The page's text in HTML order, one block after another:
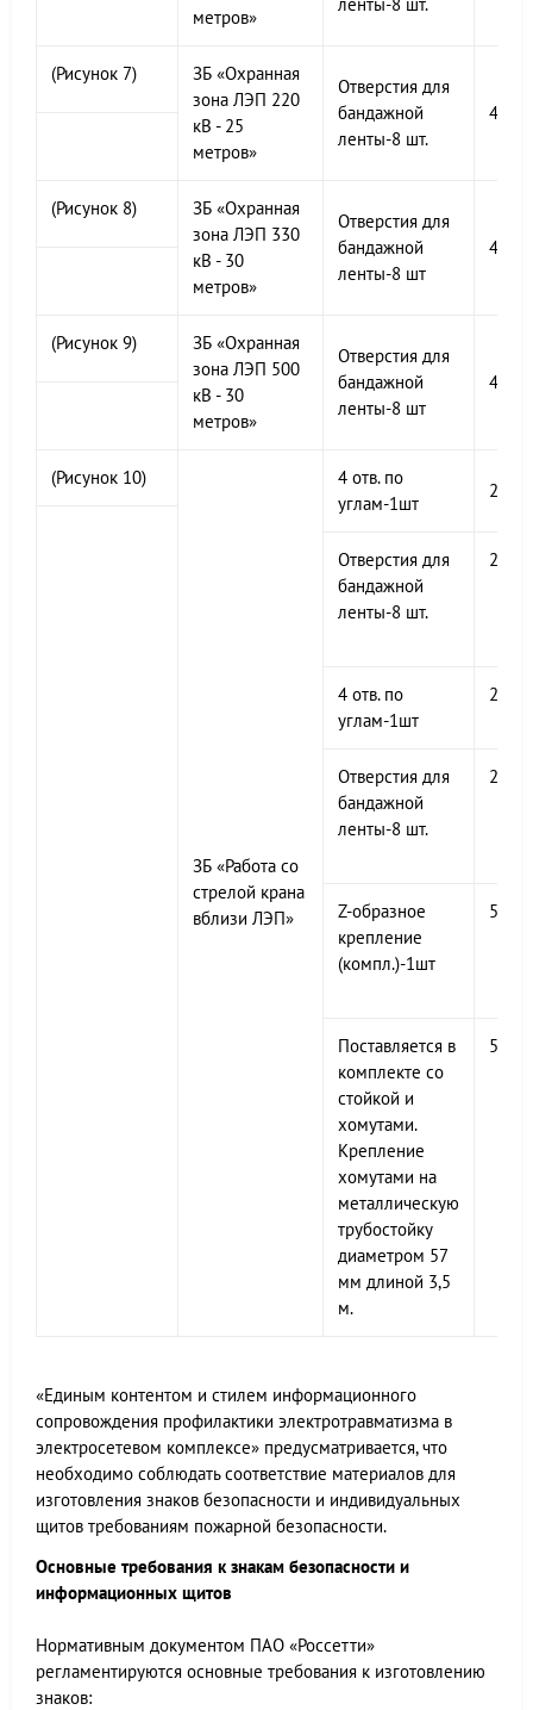
метров»
(Рисунок 7)
ЗБ «Охранная
зона ЛЭП 220
кВ - 25
метров»
Отверстия для
бандажной
ленты-8 шт.
(Рисунок 8)
ЗБ «Охранная
зона ЛЭП 330
кВ - 30
метров»
Отверстия для
бандажной
ленты-8 шт
(Рисунок 9)
ЗБ «Охранная
зона ЛЭП 500
кВ - 30
метров»
Отверстия для
бандажной
ленты-8 шт
(Рисунок 10)
ЗБ «Работа со
стрелой крана
вблизи ЛЭП»
4 отв. по
углам-1шт
Отверстия для
бандажной
ленты-8 шт.
4 отв. по
углам-1шт
Отверстия для
бандажной
ленты-8 шт.
Z-образное
крепление
(компл.)-1шт
Поставляется в
комплекте со
стойкой и
хомутами.
Крепление
хомутами на
металлическую
трубостойку
диаметром 57
мм длиной 3,5
м.
«Единым контентом и стилем информационного
сопровождения профилактики электротравматизма в
электросетевом комплексе» предусматривается, что
необходимо соблюдать соответствие материалов для
изготовления знаков безопасности и индивидуальных
щитов требованиям пожарной безопасности.
Основные требования к знакам безопасности и
информационных щитов
Нормативным документом ПАО «Россетти»
регламентируются основные требования к изготовлению
знаков: